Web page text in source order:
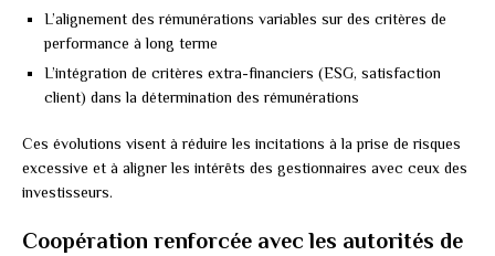
L’alignement des rémunérations variables sur des critères de
performance à long terme
L’intégration de critères extra-financiers (ESG, satisfaction
client) dans la détermination des rémunérations
Ces évolutions visent à réduire les incitations à la prise de risques
excessive et à aligner les intérêts des gestionnaires avec ceux des
investisseurs.
Coopération renforcée avec les autorités de